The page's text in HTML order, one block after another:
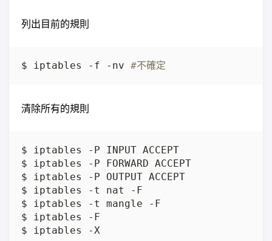
列出目前的規則
$ iptables -f -nv #不確定
清除所有的規則